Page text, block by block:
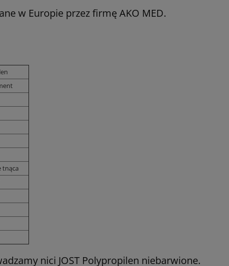
w Europie przez firmę AKO MED.
nici JOST Polypropilen niebarwione.